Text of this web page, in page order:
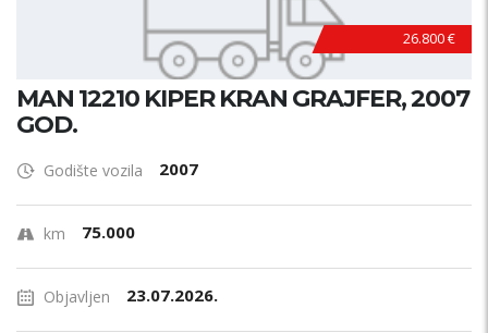
26.800 €
MAN 12210 KIPER KRAN GRAJFER, 2007
GOD.
Godište vozila 2007
km 75.000
Objavljen 23.07.2026.